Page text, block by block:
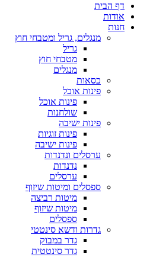
דף הבית
אודות
חנות
מנגלים, גריל ומטבחי חוץ
גריל
מטבחי חוץ
מנגלים
כסאות
פינות אוכל
פינות אוכל
שולחנות
פינות ישיבה
פינות זוגיות
פינות ישיבה
ערסלים ונדנדות
נדנדות
ערסלים
ספסלים ומיטות שיזוף
מיטות רביצה
מיטות שיזוף
ספסלים
גדרות ודשא סינטטי
גדר במבוק
גדר סינטטית